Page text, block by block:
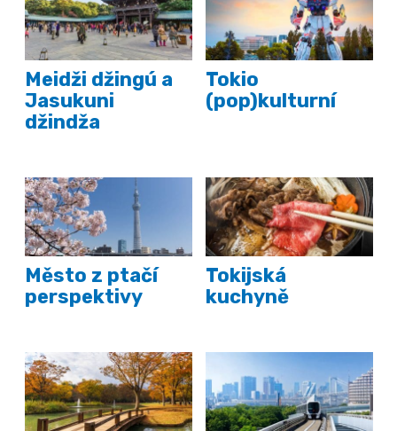
Meidži džingú a
Jasukuni
džindža
Tokio
(pop)kulturní
Město z ptačí
perspektivy
Tokijská
kuchyně